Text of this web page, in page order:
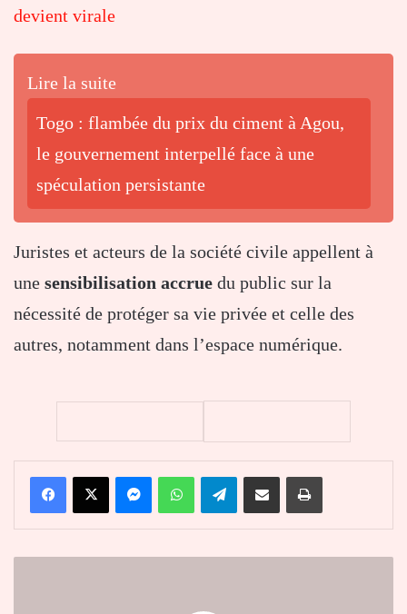
devient virale
Lire la suite
Togo : flambée du prix du ciment à Agou,
le gouvernement interpellé face à une
spéculation persistante
Juristes et acteurs de la société civile appellent à
une sensibilisation accrue du public sur la
nécessité de protéger sa vie privée et celle des
autres, notamment dans l’espace numérique.
FacebookX MessengerWhatsAppTelegramPartager par email Imprimer